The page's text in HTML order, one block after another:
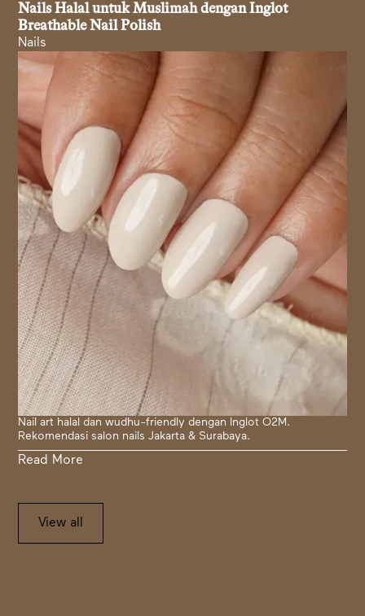
Nails Halal untuk Muslimah dengan Inglot
Breathable Nail Polish
Nails
Nail art halal dan wudhu-friendly dengan Inglot O2M.
Rekomendasi salon nails Jakarta & Surabaya.
Read More
View all